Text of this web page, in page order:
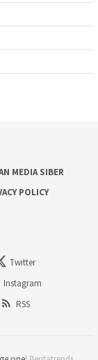
MEDIA SIBER
POLICY
Twitter
Instagram
RSS